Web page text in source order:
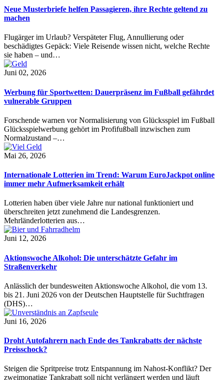
Neue Musterbriefe helfen Passagieren, ihre Rechte geltend zu
machen
Flugärger im Urlaub? Verspäteter Flug, Annullierung oder
beschädigtes Gepäck: Viele Reisende wissen nicht, welche Rechte
sie haben – und…
Juni 02, 2026
Werbung für Sportwetten: Dauerpräsenz im Fußball gefährdet
vulnerable Gruppen
Forschende warnen vor Normalisierung von Glücksspiel im Fußball
Glücksspielwerbung gehört im Profifußball inzwischen zum
Normalzustand –…
Mai 26, 2026
Internationale Lotterien im Trend: Warum EuroJackpot online
immer mehr Aufmerksamkeit erhält
Lotterien haben über viele Jahre nur national funktioniert und
überschreiten jetzt zunehmend die Landesgrenzen.
Mehrländerlotterien aus…
Juni 12, 2026
Aktionswoche Alkohol: Die unterschätzte Gefahr im
Straßenverkehr
Anlässlich der bundesweiten Aktionswoche Alkohol, die vom 13.
bis 21. Juni 2026 von der Deutschen Hauptstelle für Suchtfragen
(DHS)…
Juni 16, 2026
Droht Autofahrern nach Ende des Tankrabatts der nächste
Preisschock?
Steigen die Spritpreise trotz Entspannung im Nahost-Konflikt? Der
zweimonatige Tankrabatt soll nicht verlängert werden und läuft